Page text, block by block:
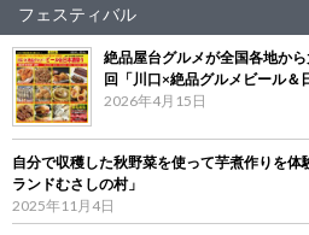
フェスティバル
絶品屋台グルメが全国各地か
回「川口×絶品グルメビール＆
2026年4月15日
自分で収穫した秋野菜を使って芋煮作りを
ランドむさしの村」
2025年11月4日